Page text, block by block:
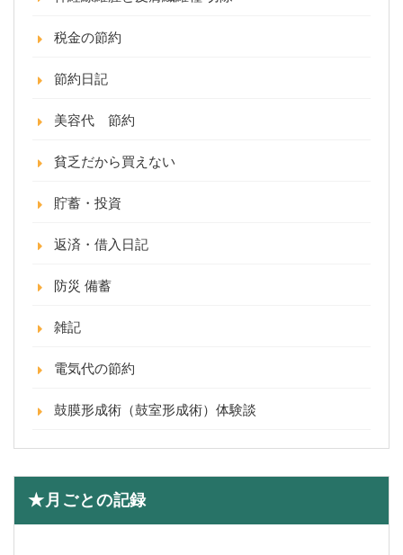
税金の節約
節約日記
美容代 節約
貧乏だから買えない
貯蓄・投資
返済・借入日記
防災 備蓄
雑記
電気代の節約
鼓膜形成術（鼓室形成術）体験談
★月ごとの記録